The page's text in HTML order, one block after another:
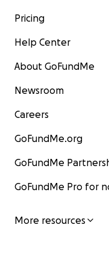
Pricing
Help Center
About GoFundMe
Newsroom
Careers
GoFundMe.org
GoFundMe
GoFundMe Pro for
More resources